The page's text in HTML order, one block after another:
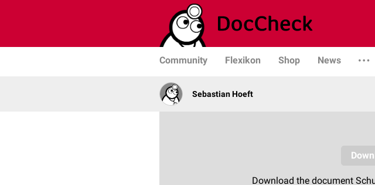
Community Flexikon Shop News
Sebastian Hoeft